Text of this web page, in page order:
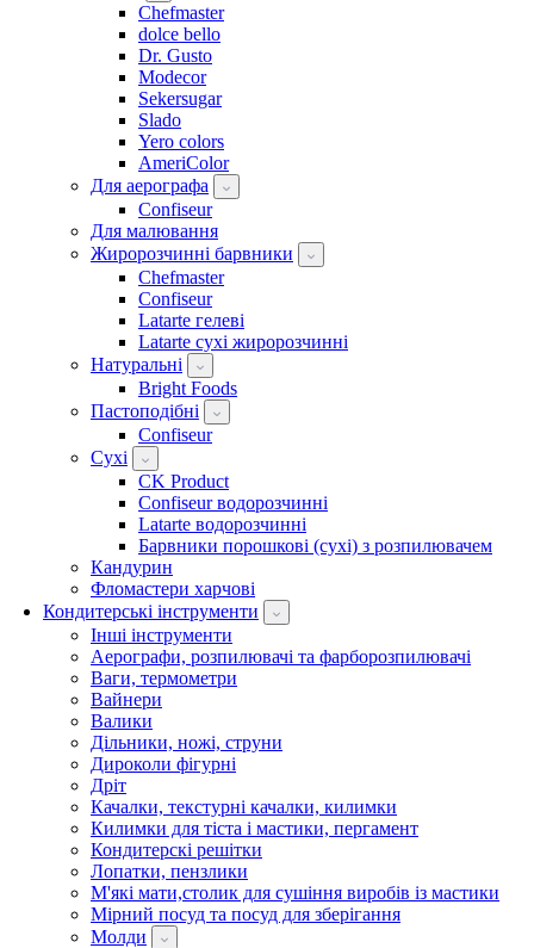
Chefmaster
dolce bello
Dr. Gusto
Modecor
Sekersugar
Slado
Yero colors
AmeriColor
Для аерографа
Confiseur
Для малювання
Жиророзчинні барвники
Chefmaster
Confiseur
Latarte гелеві
Latarte сухі жиророзчинні
Натуральні
Bright Foods
Пастоподібні
Confiseur
Сухі
CK Product
Confiseur водорозчинні
Latarte водорозчинні
Барвники порошкові (сухі) з розпилювачем
Кандурин
Фломастери харчові
Кондитерські інструменти
Інші інструменти
Аерографи, розпилювачі та фарборозпилювачі
Ваги, термометри
Вайнери
Валики
Дільники, ножі, струни
Дироколи фігурні
Дріт
Качалки, текстурні качалки, килимки
Килимки для тіста і мастики, пергамент
Кондитерскі решітки
Лопатки, пензлики
М'які мати,столик для сушіння виробів із мастики
Мірний посуд та посуд для зберігання
Молди